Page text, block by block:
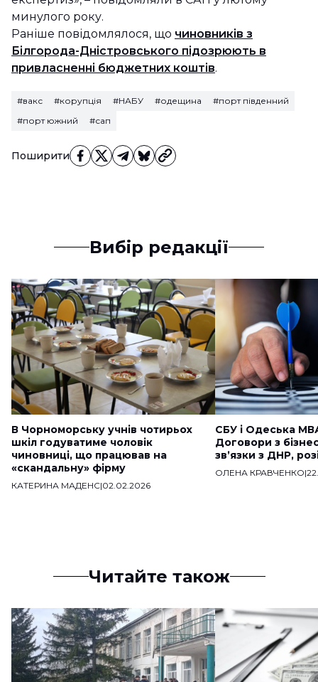
Поширити
минулого року.
Раніше повідомлялося, що чиновників з
Білгорода-Дністровського підозрюють в
привласненні бюджетних коштів.
#вакс #корупція #НАБУ #одещина
#порт південний
#порт южний
#сап
Вибір редакції
В Чорноморську учнів чотирьох
шкіл годуватиме чоловік
чиновниці, що працював на
«скандальну» фірму
КАТЕРИНА МАДЕНС|02.02.2026
СБУ і Одеська
Договори з
звʼязки з ДНР,
ОЛЕНА КРАВЧЕНКО|
Читайте також